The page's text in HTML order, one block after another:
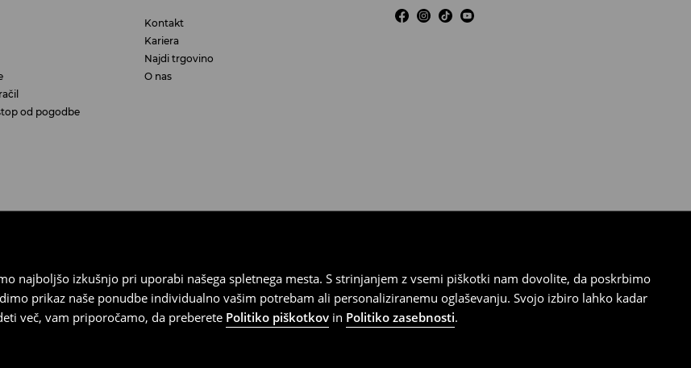
najboljšo izkušnjo pri uporabi našega spletnega mesta. S strinjanjem z vsemi piškotki nam dovolite, da poskrbimo
prikaz naše ponudbe individualno vašim potrebam ali personaliziranemu oglaševanju. Svojo izbiro lahko kadar
več, vam priporočamo, da preberete Politiko piškotkov in Politiko zasebnosti.
od pogodbe
Kontakt
Kariera
Najdi trgovino
O nas